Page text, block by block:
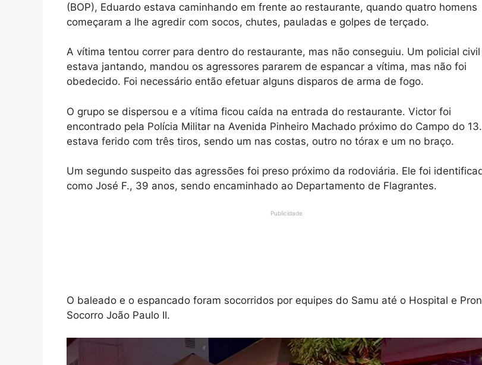
(BOP), Eduardo estava caminhando em frente ao restaurante, quando quatro homens
começaram a lhe agredir com socos, chutes, pauladas e golpes de terçado.
A vítima tentou correr para dentro do restaurante, mas não conseguiu. Um policial civil
estava jantando, mandou os agressores pararem de espancar a vítima, mas não foi
obedecido. Foi necessário então efetuar alguns disparos de arma de fogo.
O grupo se dispersou e a vítima ficou caída na entrada do restaurante. Victor foi
encontrado pela Polícia Militar na Avenida Pinheiro Machado próximo do Campo do
estava ferido com três tiros, sendo um nas costas, outro no tórax e um no braço.
Um segundo suspeito das agressões foi preso próximo da rodoviária. Ele foi
como José F., 39 anos, sendo encaminhado ao Departamento de Flagrantes.
Publicidade
O baleado e o espancado foram socorridos por equipes do Samu até o Hospital e
Socorro João Paulo II.